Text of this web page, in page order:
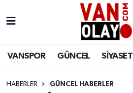
VANSPOR GÜNCEL SİYASET
HABERLER GÜNCEL HABERLER
Siyaset
Van Nöbetçi Eczaneler
Van Namaz Vakitleri